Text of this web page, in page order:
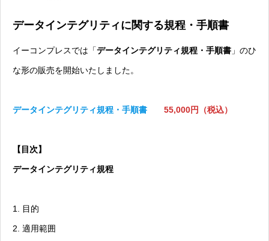
データインテグリティに関する規程・手順書
イーコンプレスでは「データインテグリティ規程・手順書 」のひ
な形の販売を開始いたしました。
データインテグリティ規程・手順書 55,000円（税込）
【目次】
データインテグリティ規程
1. 目的
2. 適用範囲